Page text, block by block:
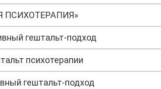
ПСИХОТЕРАПИЯ»
гештальт-подход
психотерапии
гештальт-подход